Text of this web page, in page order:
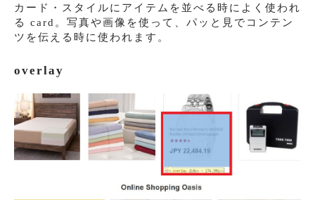
カード・スタイルにアイテムを並べる時によく使われ
る card。写真や画像を使って、パッと見でコンテン
ツを伝える時に使われます。
overlay